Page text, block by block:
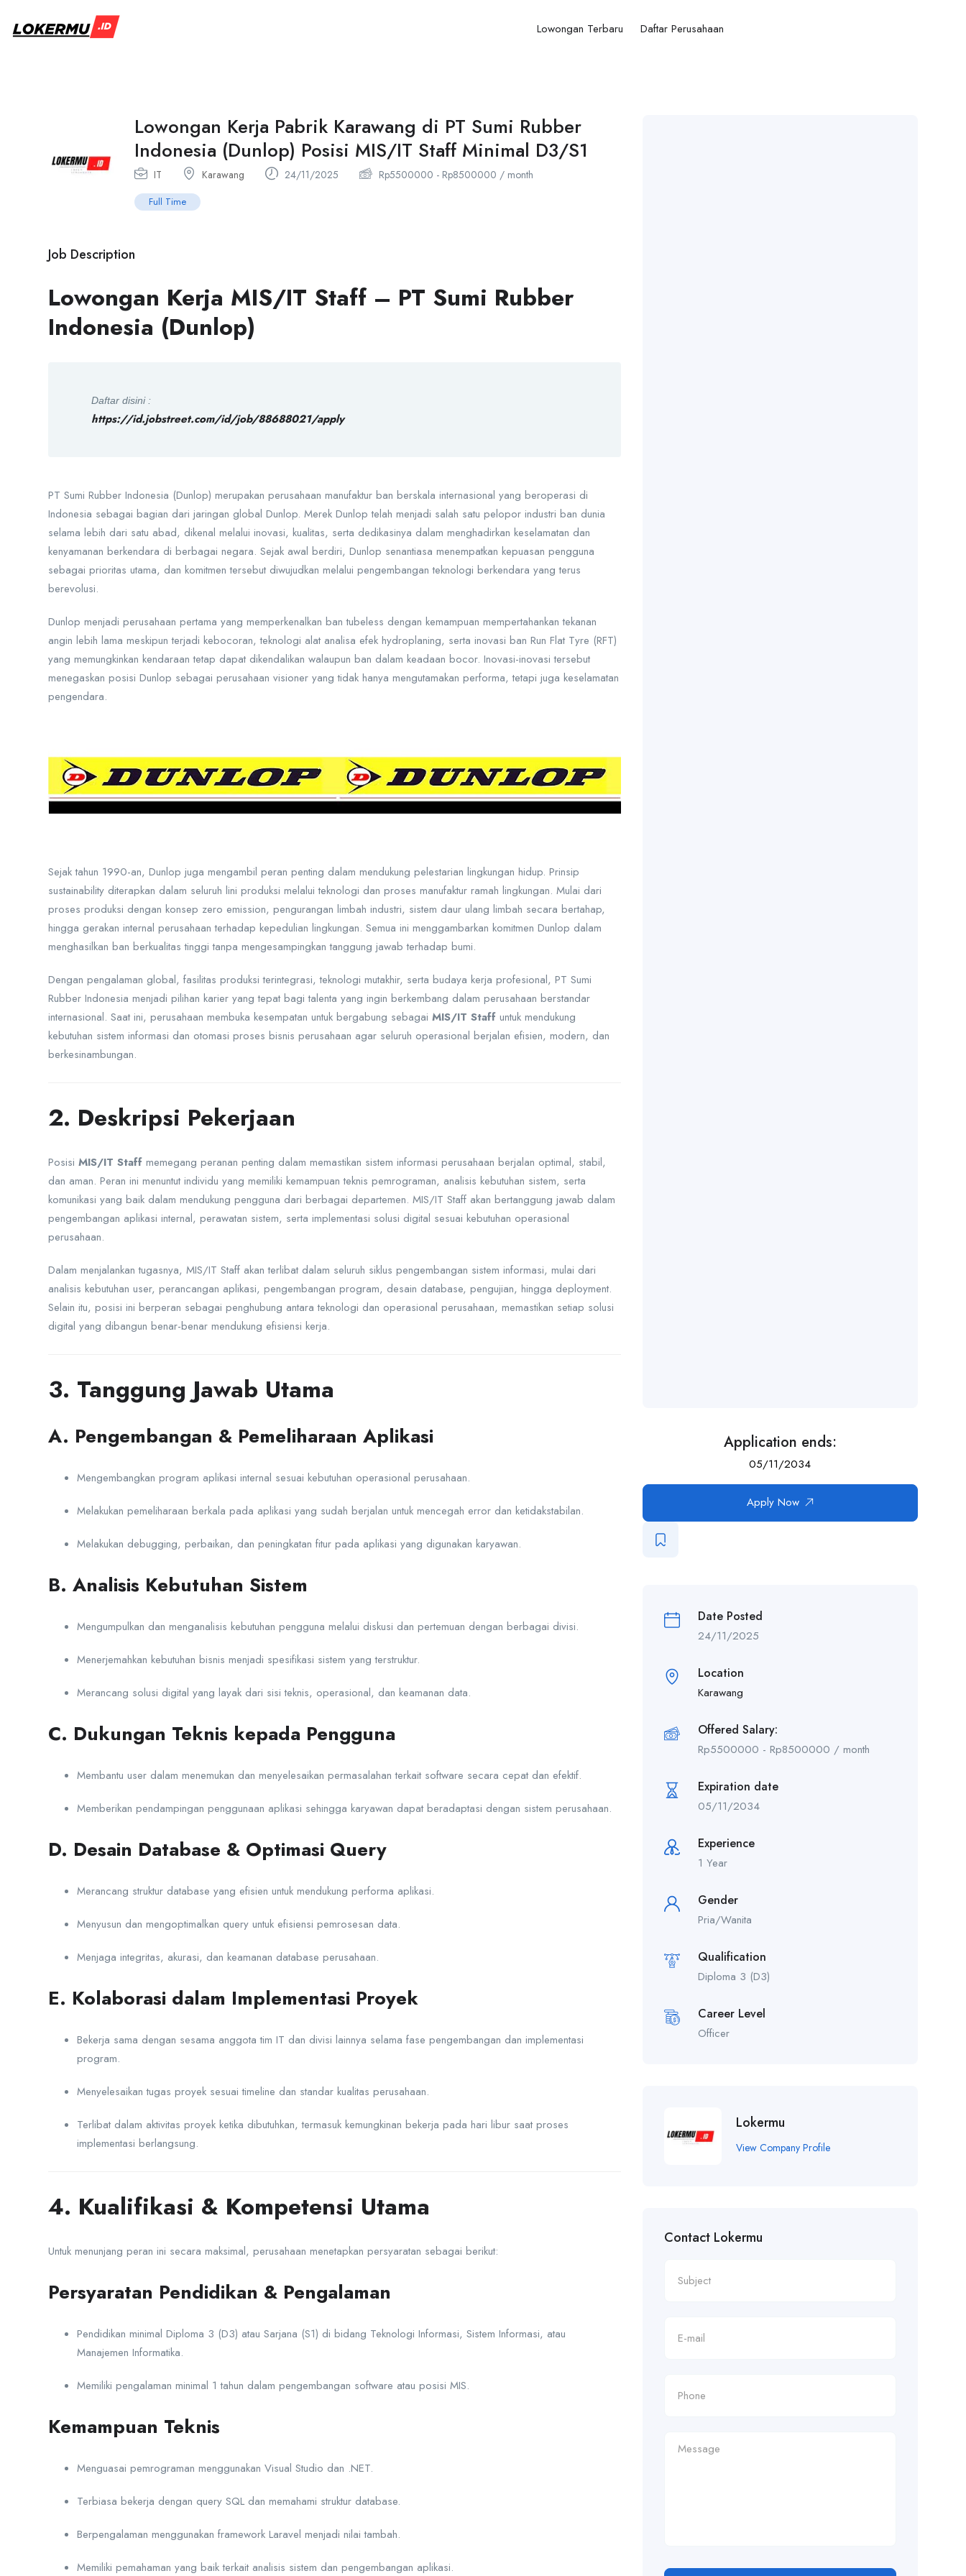
Lowongan Terbaru Daftar Perusahaan
Lowongan Kerja Pabrik Karawang di PT Sumi Rubber
Indonesia (Dunlop) Posisi MIS/IT Staff Minimal D3/S1
IT Karawang 24/11/2025 Rp5500000 - Rp8500000 / month
Full Time
Job Description
Lowongan Kerja MIS/IT Staff – PT Sumi Rubber
Indonesia (Dunlop)
Daftar disini :
https://id.jobstreet.com/id/job/88688021/apply
PT Sumi Rubber Indonesia (Dunlop) merupakan perusahaan manufaktur ban berskala internasional yang beroperasi di
Indonesia sebagai bagian dari jaringan global Dunlop. Merek Dunlop telah menjadi salah satu pelopor industri ban dunia
selama lebih dari satu abad, dikenal melalui inovasi, kualitas, serta dedikasinya dalam menghadirkan keselamatan dan
kenyamanan berkendara di berbagai negara. Sejak awal berdiri, Dunlop senantiasa menempatkan kepuasan pengguna
sebagai prioritas utama, dan komitmen tersebut diwujudkan melalui pengembangan teknologi berkendara yang terus
berevolusi.
Dunlop menjadi perusahaan pertama yang memperkenalkan ban tubeless dengan kemampuan mempertahankan tekanan
angin lebih lama meskipun terjadi kebocoran, teknologi alat analisa efek hydroplaning, serta inovasi ban Run Flat Tyre (RFT)
yang memungkinkan kendaraan tetap dapat dikendalikan walaupun ban dalam keadaan bocor. Inovasi-inovasi tersebut
menegaskan posisi Dunlop sebagai perusahaan visioner yang tidak hanya mengutamakan performa, tetapi juga keselamatan
pengendara.
Sejak tahun 1990-an, Dunlop juga mengambil peran penting dalam mendukung pelestarian lingkungan hidup. Prinsip
sustainability diterapkan dalam seluruh lini produksi melalui teknologi dan proses manufaktur ramah lingkungan. Mulai dari
proses produksi dengan konsep zero emission, pengurangan limbah industri, sistem daur ulang limbah secara bertahap,
hingga gerakan internal perusahaan terhadap kepedulian lingkungan. Semua ini menggambarkan komitmen Dunlop dalam
menghasilkan ban berkualitas tinggi tanpa mengesampingkan tanggung jawab terhadap bumi.
Dengan pengalaman global, fasilitas produksi terintegrasi, teknologi mutakhir, serta budaya kerja profesional, PT Sumi
Rubber Indonesia menjadi pilihan karier yang tepat bagi talenta yang ingin berkembang dalam perusahaan berstandar
internasional. Saat ini, perusahaan membuka kesempatan untuk bergabung sebagai MIS/IT Staff untuk mendukung
kebutuhan sistem informasi dan otomasi proses bisnis perusahaan agar seluruh operasional berjalan efisien, modern, dan
berkesinambungan.
2. Deskripsi Pekerjaan
Posisi MIS/IT Staff memegang peranan penting dalam memastikan sistem informasi perusahaan berjalan optimal, stabil,
dan aman. Peran ini menuntut individu yang memiliki kemampuan teknis pemrograman, analisis kebutuhan sistem, serta
komunikasi yang baik dalam mendukung pengguna dari berbagai departemen. MIS/IT Staff akan bertanggung jawab dalam
pengembangan aplikasi internal, perawatan sistem, serta implementasi solusi digital sesuai kebutuhan operasional
perusahaan.
Dalam menjalankan tugasnya, MIS/IT Staff akan terlibat dalam seluruh siklus pengembangan sistem informasi, mulai dari
analisis kebutuhan user, perancangan aplikasi, pengembangan program, desain database, pengujian, hingga deployment.
Selain itu, posisi ini berperan sebagai penghubung antara teknologi dan operasional perusahaan, memastikan setiap solusi
digital yang dibangun benar-benar mendukung efisiensi kerja.
3. Tanggung Jawab Utama
A. Pengembangan & Pemeliharaan Aplikasi
Mengembangkan program aplikasi internal sesuai kebutuhan operasional perusahaan.
Melakukan pemeliharaan berkala pada aplikasi yang sudah berjalan untuk mencegah error dan ketidakstabilan.
Melakukan debugging, perbaikan, dan peningkatan fitur pada aplikasi yang digunakan karyawan.
B. Analisis Kebutuhan Sistem
Mengumpulkan dan menganalisis kebutuhan pengguna melalui diskusi dan pertemuan dengan berbagai divisi.
Menerjemahkan kebutuhan bisnis menjadi spesifikasi sistem yang terstruktur.
Merancang solusi digital yang layak dari sisi teknis, operasional, dan keamanan data.
C. Dukungan Teknis kepada Pengguna
Membantu user dalam menemukan dan menyelesaikan permasalahan terkait software secara cepat dan efektif.
Memberikan pendampingan penggunaan aplikasi sehingga karyawan dapat beradaptasi dengan sistem perusahaan.
D. Desain Database & Optimasi Query
Merancang struktur database yang efisien untuk mendukung performa aplikasi.
Menyusun dan mengoptimalkan query untuk efisiensi pemrosesan data.
Menjaga integritas, akurasi, dan keamanan database perusahaan.
E. Kolaborasi dalam Implementasi Proyek
Bekerja sama dengan sesama anggota tim IT dan divisi lainnya selama fase pengembangan dan implementasi
program.
Menyelesaikan tugas proyek sesuai timeline dan standar kualitas perusahaan.
Terlibat dalam aktivitas proyek ketika dibutuhkan, termasuk kemungkinan bekerja pada hari libur saat proses
implementasi berlangsung.
4. Kualifikasi & Kompetensi Utama
Untuk menunjang peran ini secara maksimal, perusahaan menetapkan persyaratan sebagai berikut:
Persyaratan Pendidikan & Pengalaman
Pendidikan minimal Diploma 3 (D3) atau Sarjana (S1) di bidang Teknologi Informasi, Sistem Informasi, atau
Manajemen Informatika.
Memiliki pengalaman minimal 1 tahun dalam pengembangan software atau posisi MIS.
Kemampuan Teknis
Menguasai pemrograman menggunakan Visual Studio dan .NET.
Terbiasa bekerja dengan query SQL dan memahami struktur database.
Berpengalaman menggunakan framework Laravel menjadi nilai tambah.
Memiliki pemahaman yang baik terkait analisis sistem dan pengembangan aplikasi.
Application ends:
05/11/2034
Apply Now
Date Posted
24/11/2025
Location
Karawang
Offered Salary:
Rp5500000 - Rp8500000 / month
Expiration date
05/11/2034
Experience
1 Year
Gender
Pria/Wanita
Qualification
Diploma 3 (D3)
Career Level
Officer
Lokermu
View Company Profile
Contact Lokermu